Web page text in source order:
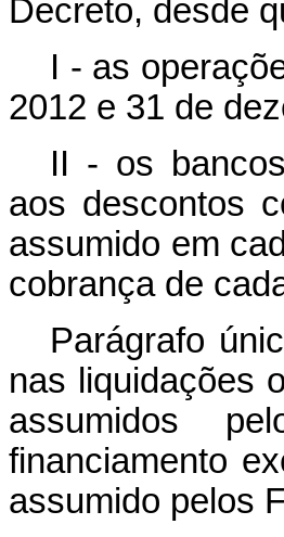
Decreto, desde
I - as
2012 e 31 de
II - os
aos descontos
assumido em
cobrança de
Parágrafo
nas liquidações
assumidos
financiamento
assumido pelos